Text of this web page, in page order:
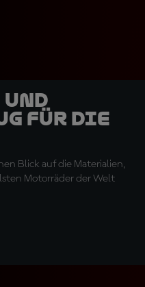
für die
Blick auf die Materialien,
Motorräder der Welt